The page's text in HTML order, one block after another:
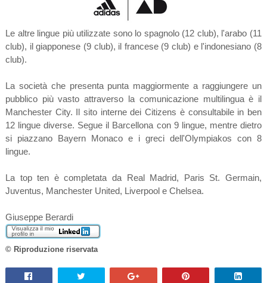
Le altre lingue più utilizzate sono lo spagnolo (12 club), l'arabo (11
club), il giapponese (9 club), il francese (9 club) e l'indonesiano (8
club).
La società che presenta punta maggiormente a raggiungere un
pubblico più vasto attraverso la comunicazione multilingua è il
Manchester City. Il sito interne dei Citizens è consultabile in ben
12 lingue diverse. Segue il Barcellona con 9 lingue, mentre dietro
si piazzano Bayern Monaco e i greci dell'Olympiakos con 8
lingue.
La top ten è completata da Real Madrid, Paris St. Germain,
Juventus, Manchester United, Liverpool e Chelsea.
Giuseppe Berardi
© Riproduzione riservata